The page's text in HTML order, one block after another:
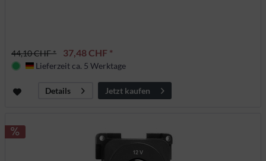
44,10 CHF * 37,48 CHF *
Deutschland
Lieferzeit ca. 5 Werktage
Details Jetzt kaufen